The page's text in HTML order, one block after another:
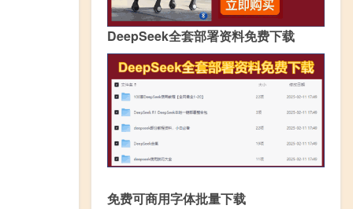
DeepSeek全套部署资料免费下载
免费可商用字体批量下载